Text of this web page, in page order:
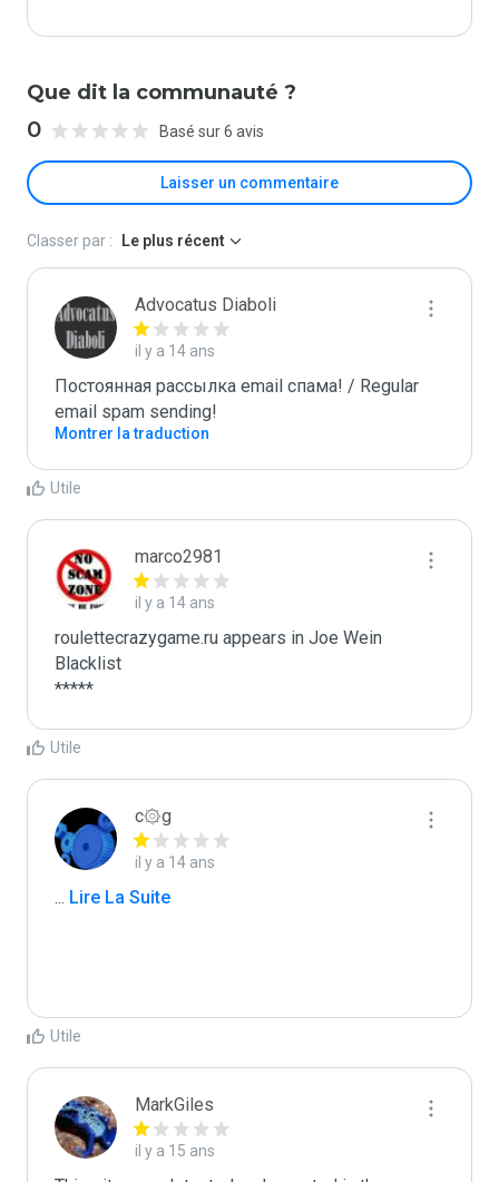
Que dit la communauté ?
0 Basé sur 6 avis
Laisser un commentaire
Classer par : Le plus récent
Advocatus Diaboli
il y a 14 ans
Постоянная рассылка email спама! / Regular
email spam sending!
Montrer la traduction
Utile
marco2981
il y a 14 ans
roulettecrazygame.ru appears in Joe Wein
Blacklist
*****
Utile
c۞g
il y a 14 ans
... Lire La Suite
Utile
MarkGiles
il y a 15 ans